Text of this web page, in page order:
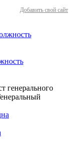
Добавить свой сайт
генерального